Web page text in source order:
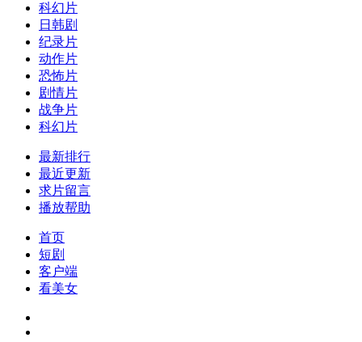
科幻片
日韩剧
纪录片
动作片
恐怖片
剧情片
战争片
科幻片
最新排行
最近更新
求片留言
播放帮助
首页
短剧
客户端
看美女